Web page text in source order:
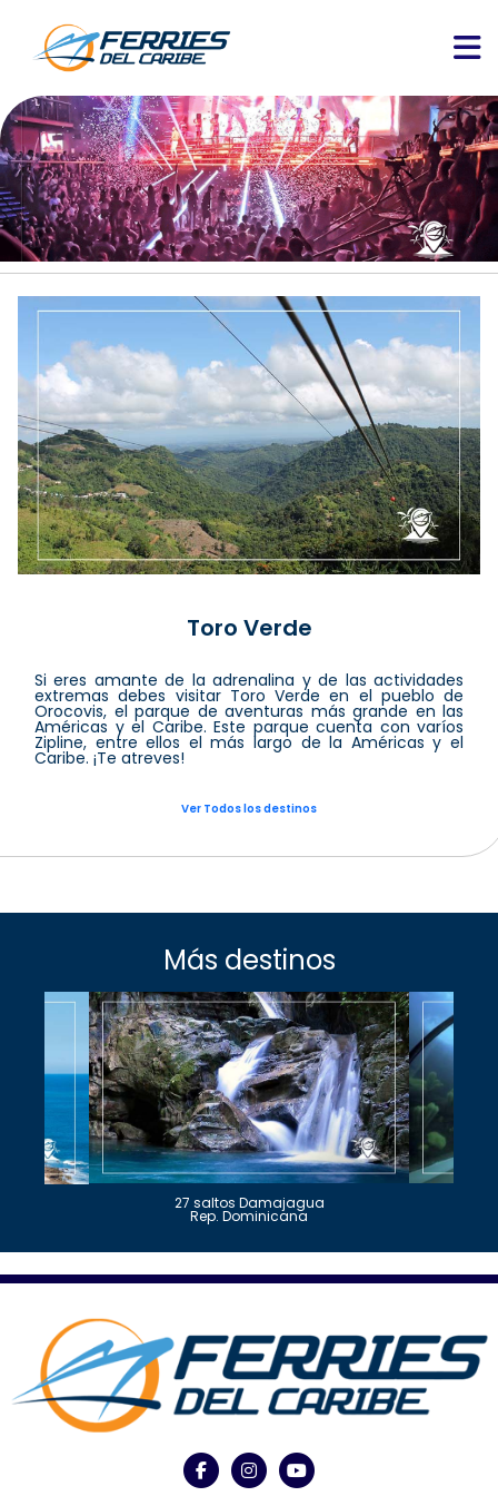
Toro Verde
Si eres amante de la adrenalina y de las actividades
extremas debes visitar Toro Verde en el pueblo de
Orocovis, el parque de aventuras más grande en las
Américas y el Caribe. Este parque cuenta con varíos
Zipline, entre ellos el más largo de la Américas y el
Caribe. ¡Te atreves!
Ver Todos los destinos
Más destinos
27 saltos Damajagua
Rep. Dominicana